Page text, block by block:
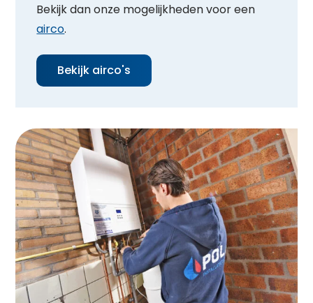
Bekijk dan onze mogelijkheden voor een
airco.
Bekijk airco's